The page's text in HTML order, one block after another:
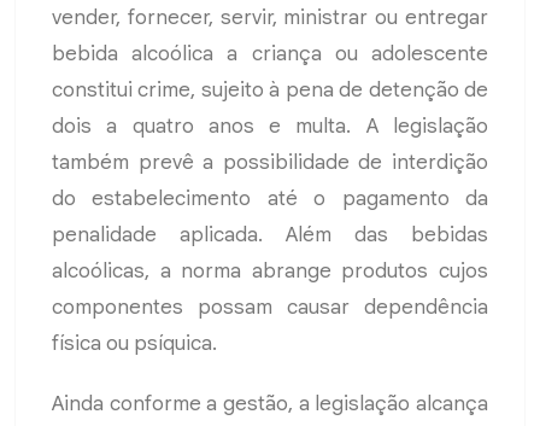
vender, fornecer, servir, ministrar ou entregar
bebida alcoólica a criança ou adolescente
constitui crime, sujeito à pena de detenção de
dois a quatro anos e multa. A legislação
também prevê a possibilidade de interdição
do estabelecimento até o pagamento da
penalidade aplicada. Além das bebidas
alcoólicas, a norma abrange produtos cujos
componentes possam causar dependência
física ou psíquica.
Ainda conforme a gestão, a legislação alcança